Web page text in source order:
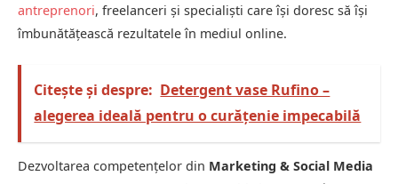
antreprenori, freelanceri și specialiști care își doresc să își
îmbunătățească rezultatele în mediul online.
Citește și despre: Detergent vase Rufino –
alegerea ideală pentru o curățenie impecabilă
Dezvoltarea competențelor din Marketing & Social Media